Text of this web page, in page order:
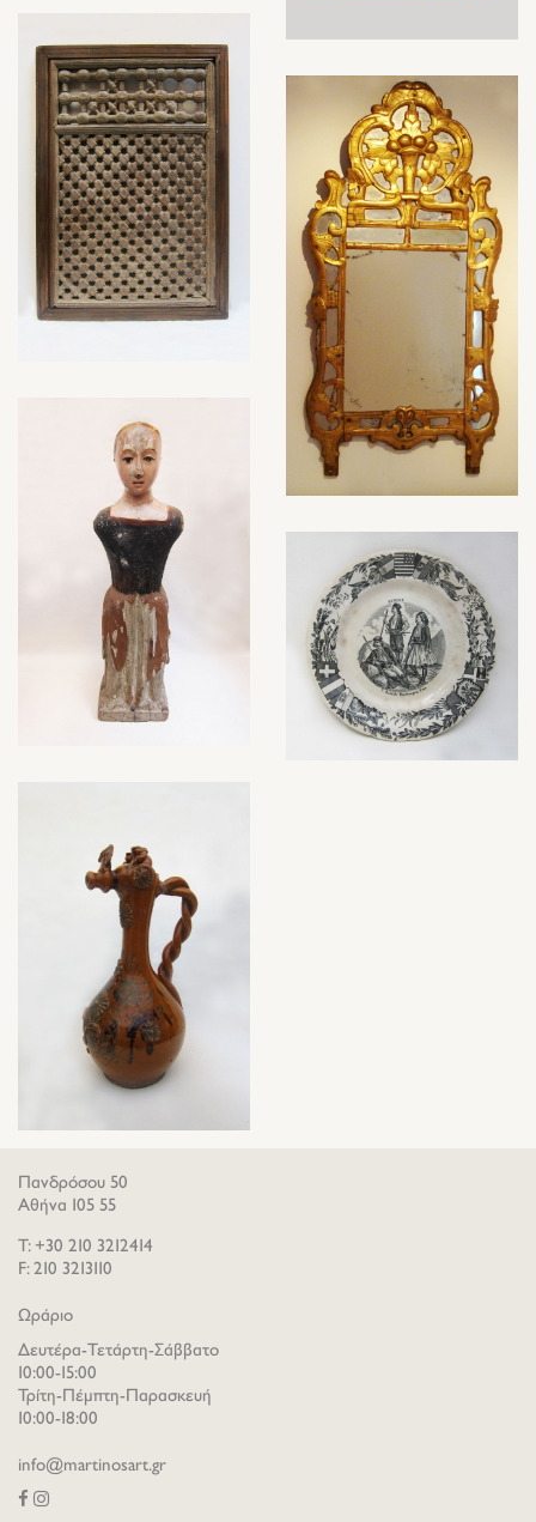
Πανδρόσου 50
Αθήνα 105 55
T: +30 210 3212414
F: 210 3213110
Ωράριο
Δευτέρα-Τετάρτη-Σάββατο
10:00-15:00
Τρίτη-Πέμπτη-Παρασκευή
10:00-18:00
info@martinosart.gr